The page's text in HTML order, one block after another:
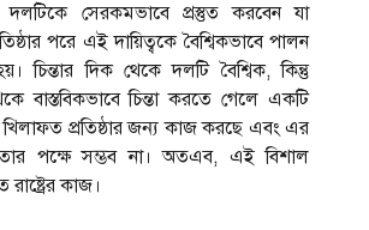
সেরকমভাবে প্রস্তুত করবেন যা
পরে এই দায়িত্বকে বৈশ্বিকভাবে পালন
চিন্তার দিক থেকে দলটি বৈশ্বিক, কিন্তু
বাস্তবিকভাবে চিন্তা করতে গেলে একটি
খিলাফত প্রতিষ্ঠার জন্য কাজ করছে এবং এর
তার পক্ষে সম্ভব না। অতএব, এই বিশাল
রাষ্ট্রের কাজ।